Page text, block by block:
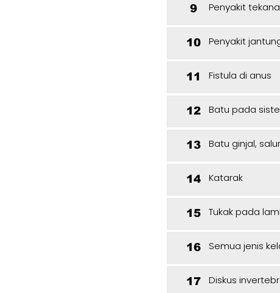
9 Penyakit
10 Penyakit
11 Fistula di anus
12 Batu pada
13 Batu ginjal,
14 Katarak
15 Tukak pada
16 Semua jenis
17 Diskus